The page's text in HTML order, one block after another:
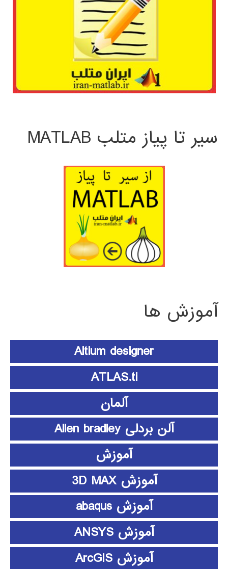
سیر تا پیاز متلب MATLAB
آموزش ها
Altium designer
ATLAS.ti
آلمان
آلن بردلی Allen bradley
آموزش
آموزش 3D MAX
آموزش abaqus
آموزش ANSYS
آموزش ArcGIS